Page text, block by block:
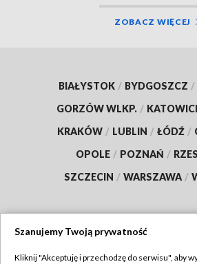
ZOBACZ WIĘCEJ
BIAŁYSTOK / BYDGOSZCZ /
GORZÓW WLKP. /
KRAKÓW / LUBLIN / ŁÓDŹ /
OPOLE / POZNAŃ /
SZCZECIN / WARSZAWA /
Szanujemy Twoją prywatność
Kliknij "Akceptuję i przechodzę do serwisu", aby